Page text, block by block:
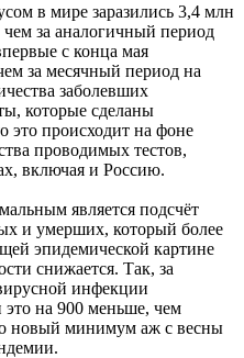
в мире заразились 3,4 млн
за аналогичный период
с конца мая
за месячный период на
заболевших
которые сделаны
происходит на фоне
проводимых тестов,
включая и Россию.
является подсчёт
и умерших, который более
эпидемической картине
снижается. Так, за
инфекции
это на 900 меньше, чем
новый минимум аж с весны